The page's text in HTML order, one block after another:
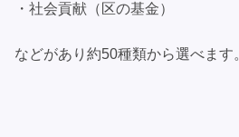
・社会貢献（区の基金）
などがあり約50種類から選べます